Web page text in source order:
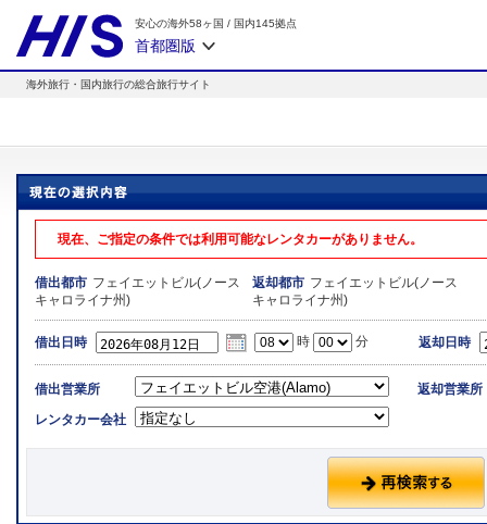
安心の海外58ヶ国 / 国内145拠点
首都圏版
海外旅行・国内旅行の総合旅行サイト
現在、ご指定の条件では利用可能なレンタカーがありません。
借出都市 フェイエットビル(ノース
キャロライナ州)
返却都市 フェイエットビル(ノース
キャロライナ州)
借出日時 時 分 返却日時
借出営業所
レンタカー会社
返却営業所